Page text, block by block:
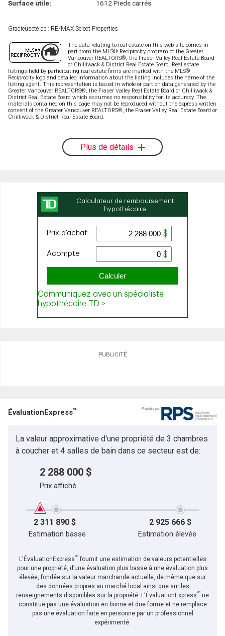
Surface utile: 1612 Pieds carrés
Gracieuseté de : RE/MAX Select Properties
The data relating to real estate on this web site comes in
part from the MLS® Reciprocity program of the Greater
Vancouver REALTORS®, the Fraser Valley Real Estate Board
or Chilliwack & District Real Estate Board. Real estate
listings held by participating real estate firms are marked with the MLS®
Reciprocity logo and detailed information about the listing includes the name of the
listing agent. This representation is based in whole or part on data generated by the
Greater Vancouver REALTORS®, the Fraser Valley Real Estate Board or Chilliwack &
District Real Estate Board which assumes no responsibility for its accuracy. The
materials contained on this page may not be reproduced without the express written
consent of the Greater Vancouver REALTORS®, the Fraser Valley Real Estate Board or
Chilliwack & District Real Estate Board.
Plus de détails
PUBLICITÉ
ÉvaluationExpressMC
La valeur approximative d'une propriété de 3 chambres
à coucher et 4 salles de bain dans ce secteur est de:
2 288 000 $
Prix affiché
2 311 890 $ 2 925 666 $
Estimation basse Estimation élevée
L'ÉvaluationExpressMCfournit une estimation de valeurs potentielles
pour une propriété, d’une évaluation plus basse à une évaluation plus
élevée, fondée sur la valeur marchande actuelle, de même que sur
des données propres au marché local ainsi que sur les
renseignements disponibles sur la propriété. L'ÉvaluationExpressMC ne
constitue pas une évaluation en bonne et due forme et ne remplace
pas une évaluation faite en personne par un professionnel
expérimenté.